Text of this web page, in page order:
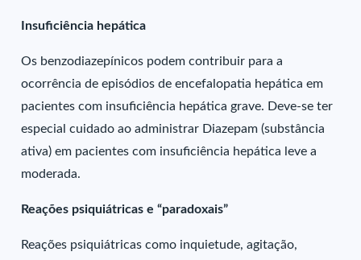
Insuficiência hepática
Os benzodiazepínicos podem contribuir para a
ocorrência de episódios de encefalopatia hepática em
pacientes com insuficiência hepática grave. Deve-se ter
especial cuidado ao administrar Diazepam (substância
ativa) em pacientes com insuficiência hepática leve a
moderada.
Reações psiquiátricas e “paradoxais”
Reações psiquiátricas como inquietude, agitação,